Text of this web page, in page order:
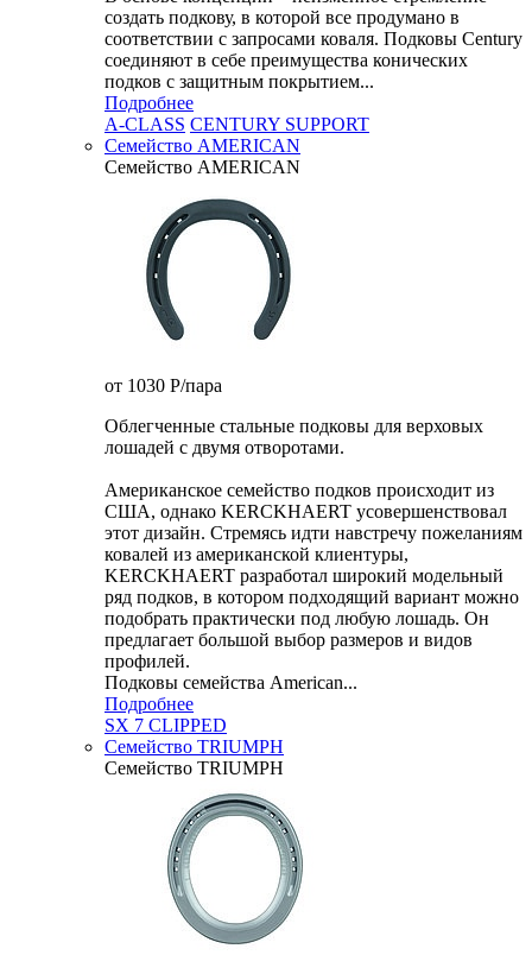
создать подкову, в которой все продумано в
соответствии с запросами коваля. Подковы Century
cоединяют в себе преимущества конических
подков с защитным покрытием...
Подробнее
A-CLASS CENTURY SUPPORT
Семейство AMERICAN
Семейство AMERICAN
от 1030 P/пара
Облегченные стальные подковы для верховых
лошадей с двумя отворотами.
Американское семейство подков происходит из
США, однако KERCKHAERT усовершенствовал
этот дизайн. Стремясь идти навстречу пожеланиям
ковалей из американской клиентуры,
KERCKHAERT разработал широкий модельный
ряд подков, в котором подходящий вариант можно
подобрать практически под любую лошадь. Он
предлагает большой выбор размеров и видов
профилей.
Подковы семейства American...
Подробнее
SX 7 CLIPPED
Семейство TRIUMPH
Семейство TRIUMPH